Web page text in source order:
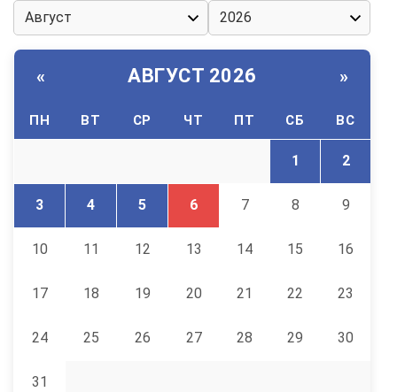
« АВГУСТ 2026 »
ПН ВТ СР ЧТ ПТ СБ ВС
1 2
3 4 5 6 7 8 9
10 11 12 13 14 15 16
17 18 19 20 21 22 23
24 25 26 27 28 29 30
31